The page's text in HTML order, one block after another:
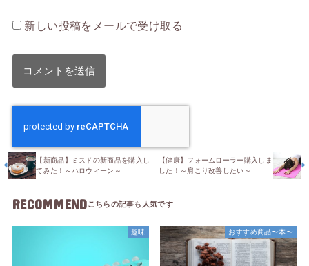
新しい投稿をメールで受け取る
【新商品】ミスドの新商品を購入し
てみた！～ハロウィーン～
【健康】フォームローラー購入しま
した！～肩こり改善したい～
RECOMMEND
趣味 おすすめ商品〜本〜